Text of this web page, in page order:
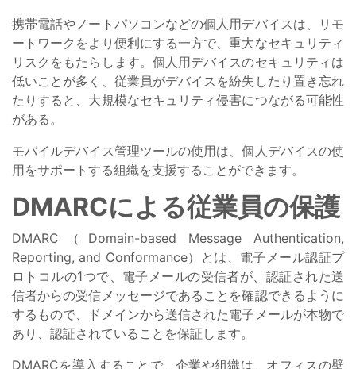
携帯電話やノートパソコンなどの個人用デバイスは、リモ
ートワークをより便利にする一方で、重大なセキュリティ
リスクをもたらします。個人用デバイスのセキュリティは
低いことが多く、従業員がデバイスを紛失したり置き忘れ
たりすると、大規模なセキュリティ侵害につながる可能性
がある。
モバイルデバイス管理ツールの使用は、個人デバイスの使
用をサポートする組織を支援することができます。
DMARCによる従業員の保護
DMARC（Domain-based Message Authentication,
Reporting, and Conformance）とは、電子メール認証プ
ロトコルの1つで、電子メールの受信者が、認証された送
信者からの受信メッセージであることを確認できるように
するもので、ドメインから送信された電子メールが本物で
あり、認証されていることを保証します。
DMARCを導入することで、企業や組織は、オフィスの壁